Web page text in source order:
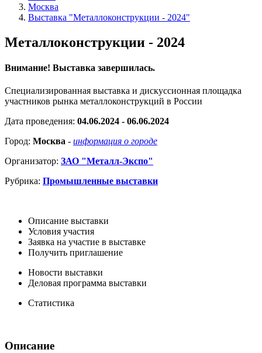
Москва
Выставка "Металлоконструкции - 2024"
Металлоконструкции - 2024
Внимание! Выставка завершилась.
Специализированная выставка и дискуссионная площадка
участников рынка металлоконструкций в России
Дата проведения: 04.06.2024 - 06.06.2024
Город: Москва - информация о городе
Организатор: ЗАО "Металл-Экспо"
Рубрика: Промышленные выставки
Описание выставки
Условия участия
Заявка на участие в выставке
Получить приглашение
Новости выставки
Деловая программа выставки
Статистика
Описание